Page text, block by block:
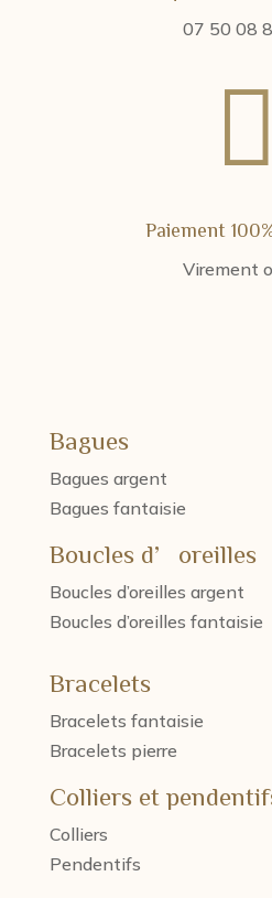
07 50 08

Paiement
Virement
Bagues
Bagues argent
Bagues fantaisie
Boucles d’oreilles
Boucles d’oreilles argent
Boucles d’oreilles fantaisie
Bracelets
Bracelets fantaisie
Bracelets pierre
Colliers et
Colliers
Pendentifs